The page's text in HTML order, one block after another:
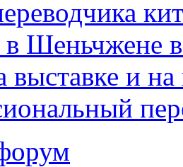
Шеньчжене
выставке и